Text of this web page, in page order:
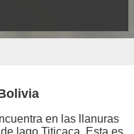
en las llanuras
lago Titicaca. Esta es